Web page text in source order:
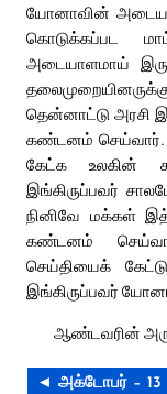
யோனாவின்
கொடுக்கப்பட
அடையாளமாய்
தென்னாட்டு அரசி
கண்டனம்
கேட்க உலகின்
இங்கிருப்பவர்
நினிவே மக்கள்
கண்டனம்
செய்தியைக்
இங்கிருப்பவர்
ஆண்டவரின்
◄ அக்டோபர் – 13